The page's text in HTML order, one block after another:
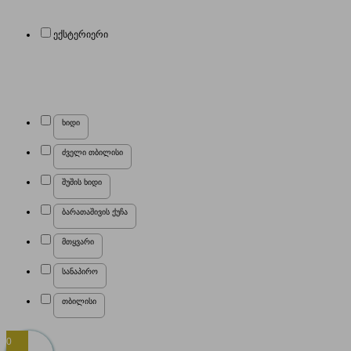
ექსტერიერი
ხიდი
ძველი თბილისი
შუშის ხიდი
ბარათაშივის ქუჩა
მთყვარი
სანაპირო
თბილისი
0